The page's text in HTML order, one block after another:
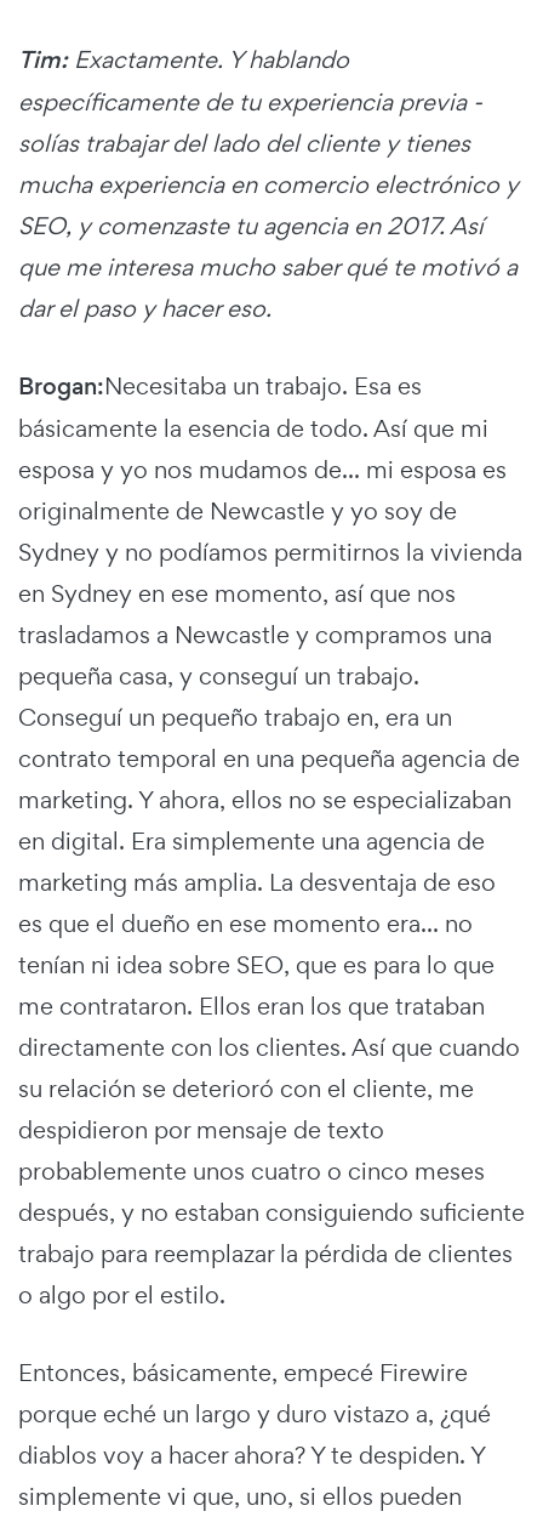
Tim:Exactamente. Y hablando
específicamente de tu experiencia previa -
solías trabajar del lado del cliente y tienes
mucha experiencia en comercio electrónico y
SEO, y comenzaste tu agencia en 2017. Así
que me interesa mucho saber qué te motivó a
dar el paso y hacer eso.
Brogan:Necesitaba un trabajo. Esa es
básicamente la esencia de todo. Así que mi
esposa y yo nos mudamos de... mi esposa es
originalmente de Newcastle y yo soy de
Sydney y no podíamos permitirnos la vivienda
en Sydney en ese momento, así que nos
trasladamos a Newcastle y compramos una
pequeña casa, y conseguí un trabajo.
Conseguí un pequeño trabajo en, era un
contrato temporal en una pequeña agencia de
marketing. Y ahora, ellos no se especializaban
en digital. Era simplemente una agencia de
marketing más amplia. La desventaja de eso
es que el dueño en ese momento era... no
tenían ni idea sobre SEO, que es para lo que
me contrataron. Ellos eran los que trataban
directamente con los clientes. Así que cuando
su relación se deterioró con el cliente, me
despidieron por mensaje de texto
probablemente unos cuatro o cinco meses
después, y no estaban consiguiendo suficiente
trabajo para reemplazar la pérdida de clientes
o algo por el estilo.
Entonces, básicamente, empecé Firewire
porque eché un largo y duro vistazo a, ¿qué
diablos voy a hacer ahora? Y te despiden. Y
simplemente vi que, uno, si ellos pueden